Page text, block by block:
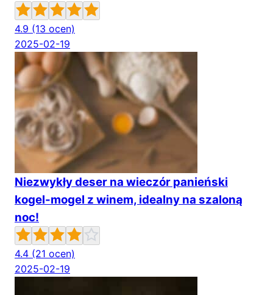
4.9 (13 ocen)
2025-02-19
Niezwykły deser na wieczór panieński
kogel-mogel z winem, idealny na szaloną
noc!
4.4 (21 ocen)
2025-02-19